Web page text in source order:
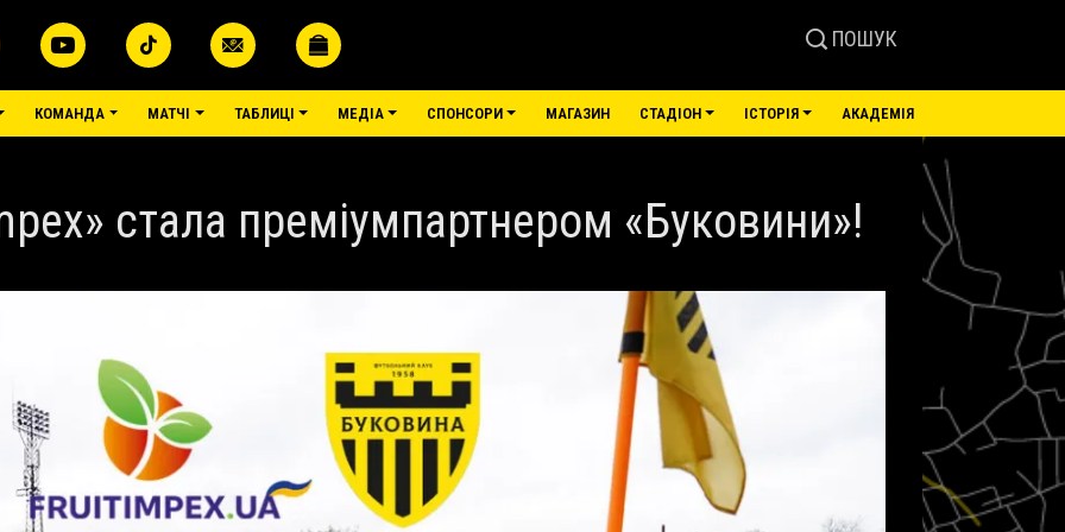
ПОШУК
КОМАНДА МАТЧІ ТАБЛИЦІ МЕДІА СПОНСОРИ МАГАЗИН СТАДІОН ІСТОРІЯ АКАДЕМІЯ
стала преміумпартнером «Буковини»!